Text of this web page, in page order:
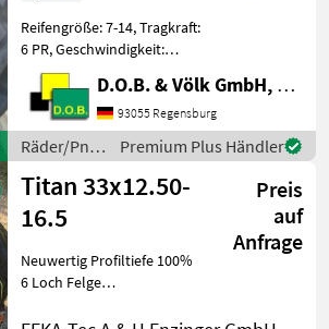
Reifengröße: 7-14, Tragkraft:
6 PR, Geschwindigkeit:
76A8, Tubeless=
Schlauchlos, (Interne
Nr.571) Räder/Pneu/Felgen
Sonstige
Räder/Pneu/Felgen
D.O.B. & Völk GmbH, Filiale Regensburg
93055 Regensburg
Räder/Pneu/Felgen
/ Titan
Premium Plus Händler
Titan 33x12.50-
16.5
Preis
auf
Anfrage
Neuwertig Profiltiefe 100%
6 Loch Felge